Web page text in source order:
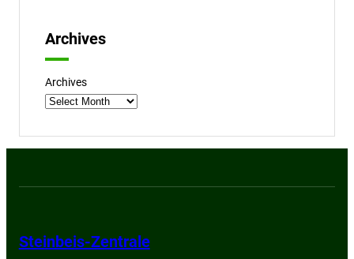
Archives
Archives
Steinbeis-Zentrale